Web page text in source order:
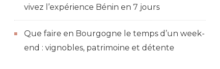
vivez l’expérience Bénin en 7 jours
Que faire en Bourgogne le temps d’un week-
end : vignobles, patrimoine et détente